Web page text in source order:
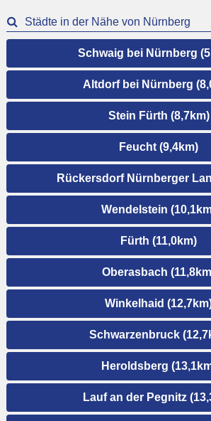
Städte in der Nähe von Nürnberg
Schwaig bei Nürnberg
Altdorf bei Nürnberg
Stein Fürth (8,7km)
Feucht (9,4km)
Rückersdorf Nürnberger
Wendelstein
Fürth (11,0km)
Oberasbach
Winkelhaid
Schwarzenbruck
Heroldsberg
Lauf an der Pegnitz